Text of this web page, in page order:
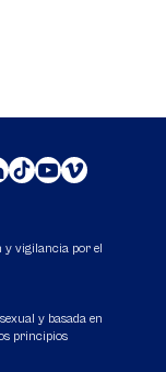
y vigilancia por el
y basada en
principios